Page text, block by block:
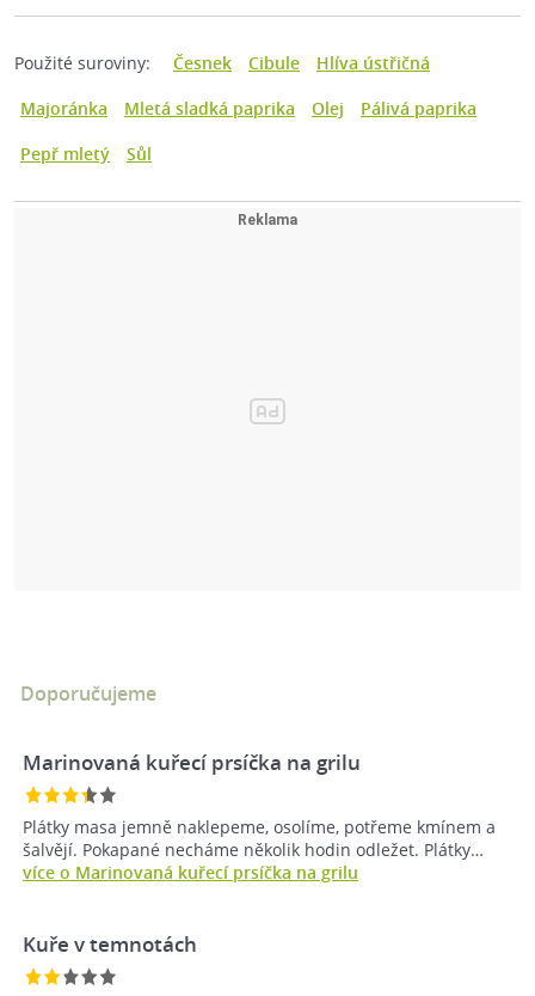
Použité suroviny: Česnek Cibule
Hlíva ústřičná
Majoránka
Mletá sladká paprika Olej
Pálivá paprika
Pepř mletý
Sůl
Doporučujeme
Marinovaná kuřecí prsíčka na grilu
Plátky masa jemně naklepeme, osolíme, potřeme kmínem a
šalvějí. Pokapané necháme několik hodin odležet. Plátky…
více o Marinovaná kuřecí prsíčka na grilu
Kuře v temnotách